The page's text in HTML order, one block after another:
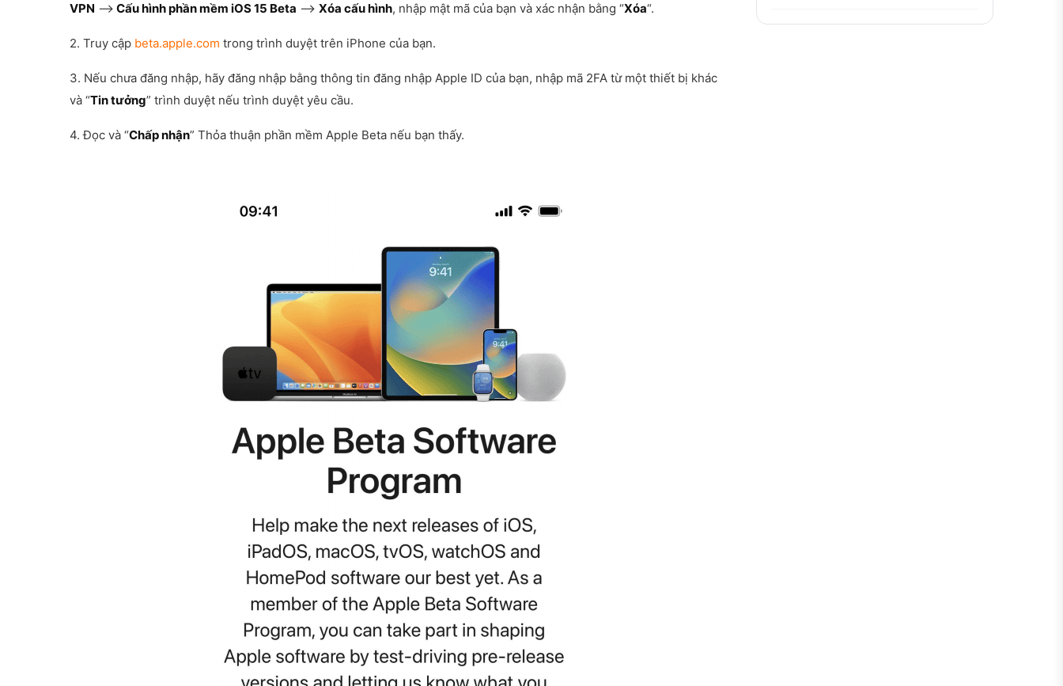
VPN –> Cấu hình phần mềm iOS 15 Beta –> Xóa cấu hình, nhập mật mã của bạn và xác nhận bằng “Xóa“.
2. Truy cập beta.apple.com trong trình duyệt trên iPhone của bạn.
3. Nếu chưa đăng nhập, hãy đăng nhập bằng thông tin đăng nhập Apple ID của bạn, nhập mã 2FA từ một thiết bị khác
và “Tin tưởng” trình duyệt nếu trình duyệt yêu cầu.
4. Đọc và “Chấp nhận” Thỏa thuận phần mềm Apple Beta nếu bạn thấy.